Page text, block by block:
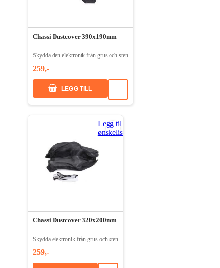
Chassi Dustcover 390x190mm
Skydda den elektronik från grus och sten
259,-
LEGG TILL
Legg til i
ønskeliste
Chassi Dustcover 320x200mm
Skydda elektronik från grus och sten
259,-